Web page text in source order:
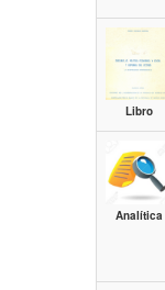
Libro
Analítica